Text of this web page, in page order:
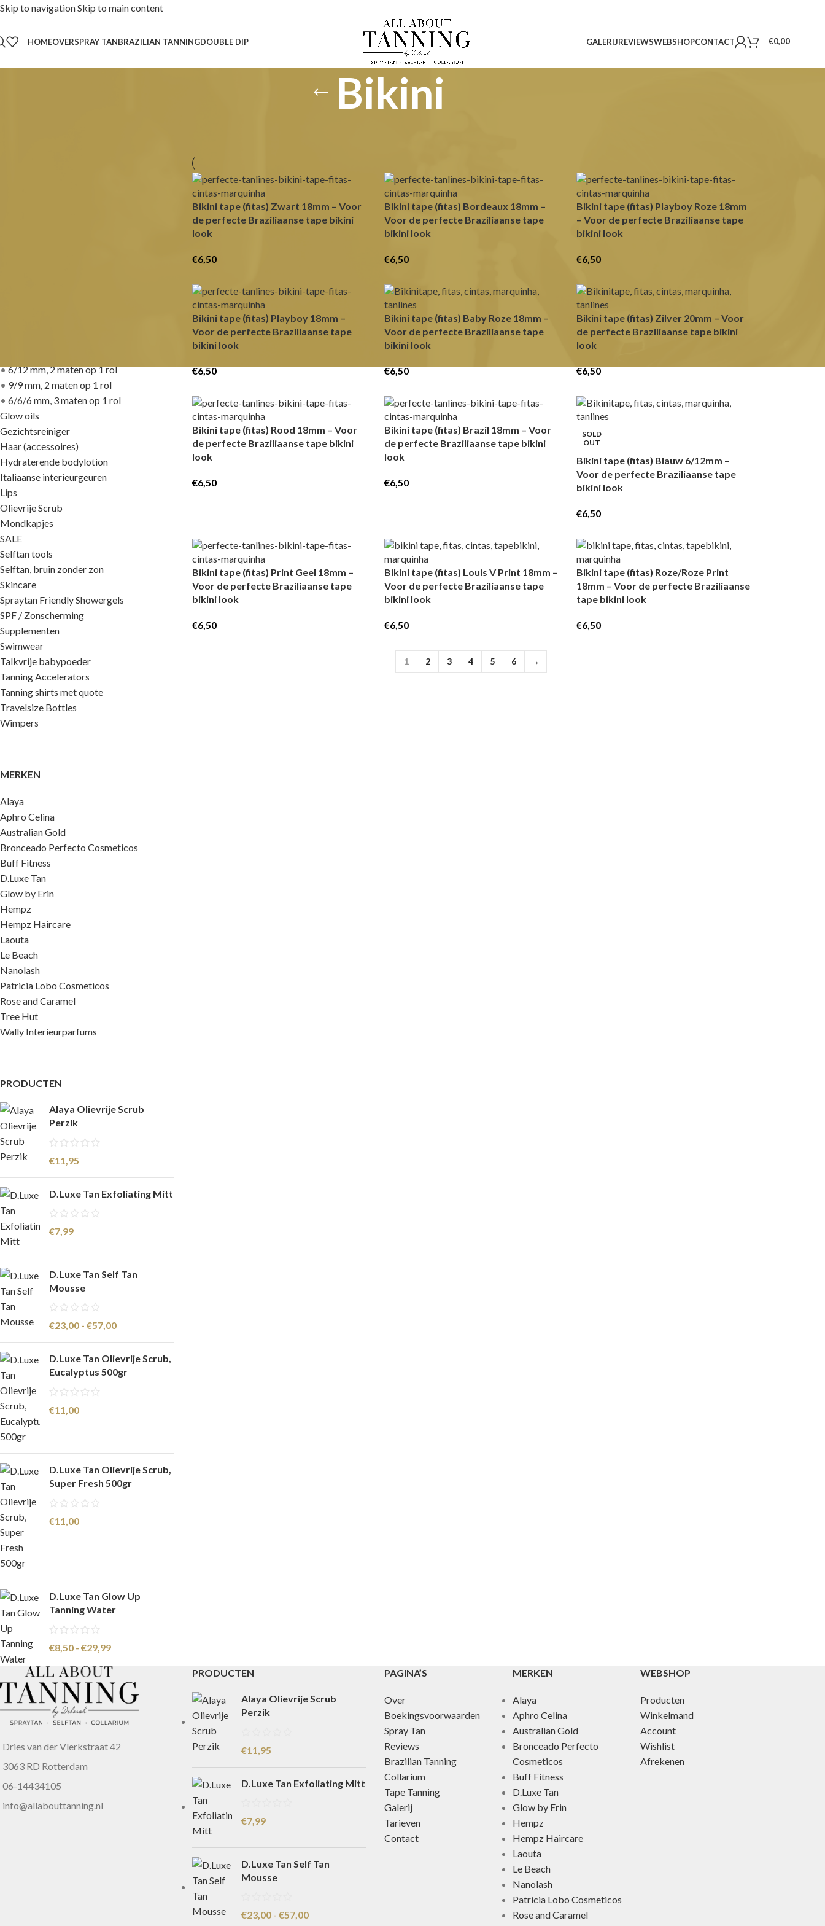
Skip to navigationSkip to main content
HOMEOVERSPRAY TANBRAZILIAN TANNINGDOUBLE DIP GALERIJREVIEWSWEBSHOPCONTACT €0,00
Bikini
•6/12 mm, 2 maten op 1 rol
• 9/9 mm, 2 maten op 1 rol
• 6/6/6 mm, 3 maten op 1 rol
Glow oils
Gezichtsreiniger
Haar (accessoires)
Hydraterende bodylotion
Italiaanse interieurgeuren
Lips
Olievrije Scrub
Mondkapjes
SALE
Selftan tools
Selftan, bruin zonder zon
Skincare
Spraytan Friendly Showergels
SPF / Zonscherming
Supplementen
Swimwear
Talkvrije babypoeder
Tanning Accelerators
Tanning shirts met quote
Travelsize Bottles
Wimpers
MERKEN
Alaya
Aphro Celina
Australian Gold
Bronceado Perfecto Cosmeticos
Buff Fitness
D.Luxe Tan
Glow by Erin
Hempz
Hempz Haircare
Laouta
Le Beach
Nanolash
Patricia Lobo Cosmeticos
Rose and Caramel
Tree Hut
Wally Interieurparfums
PRODUCTEN
Alaya Olievrije Scrub
Perzik
€11,95
D.Luxe Tan Exfoliating Mitt
€7,99
D.Luxe Tan Self Tan
Mousse
€23,00 - €57,00
D.Luxe Tan Olievrije Scrub,
Eucalyptus 500gr
€11,00
D.Luxe Tan Olievrije Scrub,
Super Fresh 500gr
€11,00
D.Luxe Tan Glow Up
Tanning Water
€8,50 - €29,99
Bikini tape (fitas) Zwart 18mm – Voor
de perfecte Braziliaanse tape bikini
look
€6,50
Bikini tape (fitas) Bordeaux 18mm –
Voor de perfecte Braziliaanse tape
bikini look
€6,50
Bikini tape (fitas) Playboy Roze 18mm
– Voor de perfecte Braziliaanse tape
bikini look
€6,50
Bikini tape (fitas) Playboy 18mm –
Voor de perfecte Braziliaanse tape
bikini look
€6,50
Bikini tape (fitas) Baby Roze 18mm –
Voor de perfecte Braziliaanse tape
bikini look
€6,50
Bikini tape (fitas) Zilver 20mm – Voor
de perfecte Braziliaanse tape bikini
look
€6,50
Bikini tape (fitas) Rood 18mm – Voor
de perfecte Braziliaanse tape bikini
look
€6,50
Bikini tape (fitas) Brazil 18mm – Voor
de perfecte Braziliaanse tape bikini
look
€6,50
SOLD
OUT
Bikini tape (fitas) Blauw 6/12mm –
Voor de perfecte Braziliaanse tape
bikini look
€6,50
Bikini tape (fitas) Print Geel 18mm –
Voor de perfecte Braziliaanse tape
bikini look
€6,50
Bikini tape (fitas) Louis V Print 18mm –
Voor de perfecte Braziliaanse tape
bikini look
€6,50
Bikini tape (fitas) Roze/Roze Print
18mm – Voor de perfecte Braziliaanse
tape bikini look
€6,50
1 2 3 4 5 6 →
Dries van der Vlerkstraat 42
3063 RD Rotterdam
06-14434105
info@allabouttanning.nl
PRODUCTEN
Alaya Olievrije Scrub
Perzik
€11,95
D.Luxe Tan Exfoliating Mitt
€7,99
D.Luxe Tan Self Tan
Mousse
€23,00 - €57,00
PAGINA’S
Over
Boekingsvoorwaarden
Spray Tan
Reviews
Brazilian Tanning
Collarium
Tape Tanning
Galerij
Tarieven
Contact
MERKEN
Alaya
Aphro Celina
Australian Gold
Bronceado Perfecto
Cosmeticos
Buff Fitness
D.Luxe Tan
Glow by Erin
Hempz
Hempz Haircare
Laouta
Le Beach
Nanolash
Patricia Lobo Cosmeticos
Rose and Caramel
WEBSHOP
Producten
Winkelmand
Account
Wishlist
Afrekenen